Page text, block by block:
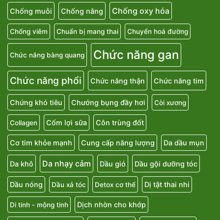
Chống muỗi Chống nắng Chống oxy hóa
Chống viêm Chuẩn bị mang thai Chuyển hoá đường
Chức năng bàng quang Chức năng gan
Chức năng phổi Chức năng thận Chức năng tim
Chứng khó tiêu Chướng bụng đầy hơi Còi xương
Collagen Cốm lợi sữa Côn trùng đốt
Cơ tim khỏe mạnh Cung cấp năng lượng Da dầu mụn
Da khô Da nhạy cảm Dầu gió Dầu gội dưỡng tóc
Dầu nóng Dầu xả tóc Detox cơ thể Dị tật thai nhi
Di tinh - mộng tinh Dịch nhờn cho khớp